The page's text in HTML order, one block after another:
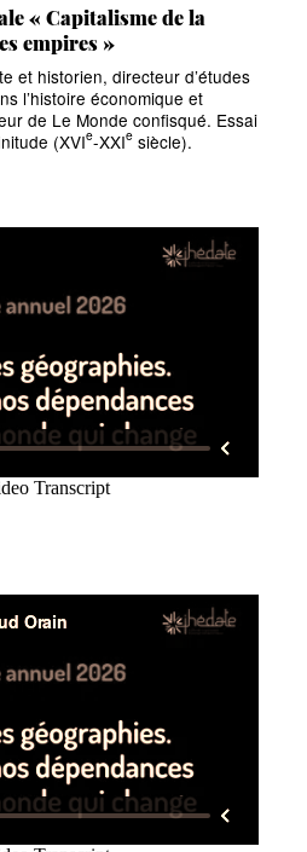
« Capitalisme de la
empires »
et historien, directeur d’études
l’histoire économique et
de Le Monde confisqué. Essai
(XVIe-XXIe siècle).